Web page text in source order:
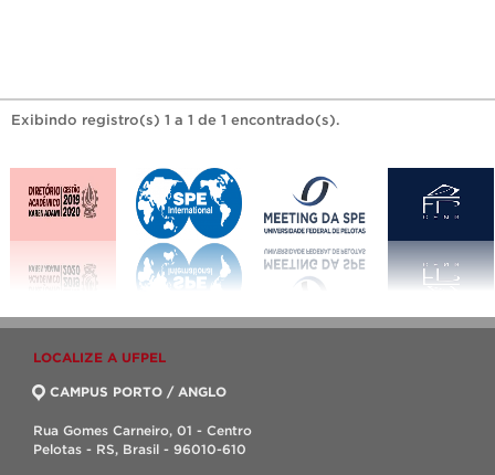
Exibindo registro(s) 1 a 1 de 1 encontrado(s).
LOCALIZE A UFPEL
CAMPUS PORTO / ANGLO
Rua Gomes Carneiro, 01 - Centro
Pelotas - RS, Brasil - 96010-610